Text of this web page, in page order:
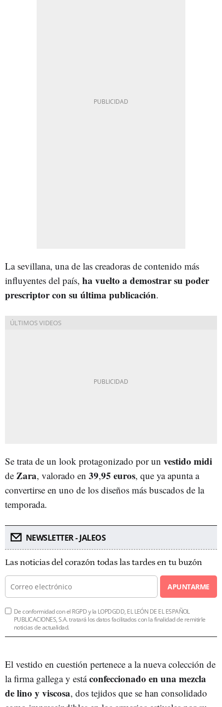
La sevillana, una de las creadoras de contenido más
influyentes del país, ha vuelto a demostrar su poder
prescriptor con su última publicación.
Se trata de un look protagonizado por un vestido midi
de Zara, valorado en 39,95 euros, que ya apunta a
convertirse en uno de los diseños más buscados de la
temporada.
NEWSLETTER - JALEOS
Las noticias del corazón todas las tardes en tu buzón
APUNTARME
De conformidad con el RGPD y la LOPDGDD, EL LEÓN DE EL ESPAÑOL
PUBLICACIONES, S.A. tratará los datos facilitados con la finalidad de remitirle
noticias de actualidad.
El vestido en cuestión pertenece a la nueva colección de
la firma gallega y estáconfeccionado en una mezcla
de lino y viscosa, dos tejidos que se han consolidado